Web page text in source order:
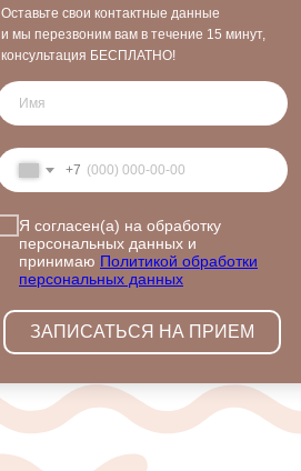
+7
Я согласен(а) на обработку
персональных данных и
принимаю Политикой обработки
персональных данных
ЗАПИСАТЬСЯ НА ПРИЕМ
Оставьте свои контактные данные
и мы перезвоним вам в течение 15 минут,
консультация БЕСПЛАТНО!